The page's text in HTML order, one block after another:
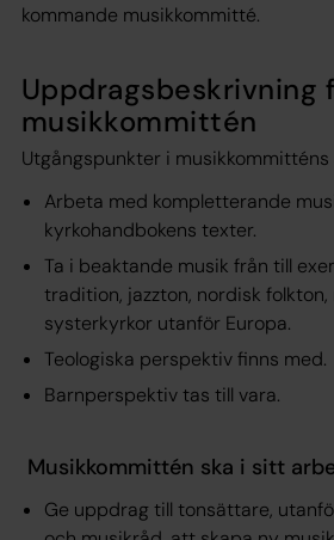
kommande musikkommitté.
Uppdragsbeskrivning
musikkommittén
Utgångspunkter i
Arbeta med kompletterande
kyrkohandbokens texter.
Ta i beaktande musik från till
tradition, jazzton, nordisk
systerkyrkor utanför Europa.
Teologiska perspektiv finns med.
Barnperspektiv tas till vara.
Musikkommittén ska i sitt
Ge uppdrag till tonsättare,